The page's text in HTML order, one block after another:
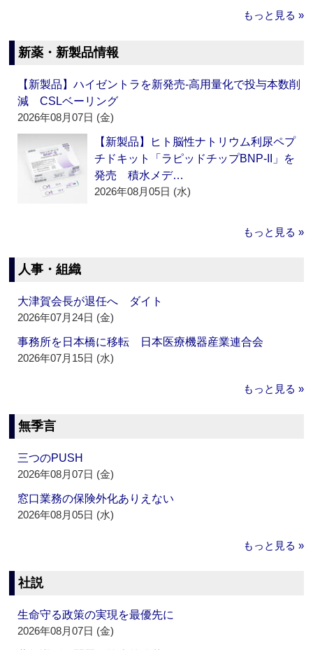
もっと見る »
新薬・新製品情報
【新製品】ハイゼントラを新発売‐高用量化で投与本数削
減 CSLベーリング
2026年08月07日 (金)
【新製品】ヒト脳性ナトリウム利尿ペプ
チドキット「ラピッドチップBNP-II」を
発売 積水メデ…
2026年08月05日 (水)
もっと見る »
人事・組織
大津賀会長が退任へ ダイト
2026年07月24日 (金)
事務所を日本橋に移転 日本医療機器産業連合会
2026年07月15日 (水)
もっと見る »
無季言
三つのPUSH
2026年08月07日 (金)
窓口業務の保険外化ありえない
2026年08月05日 (水)
もっと見る »
社説
生命守る政策の実現を最優先に
2026年08月07日 (金)